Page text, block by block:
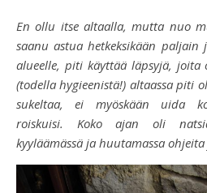
En ollu itse altaalla, mutta nuo
saanu astua hetkeksikään
alueelle, piti käyttää läpsyjä,
(todella hygieenistä!) altaassa piti
sukeltaa, ei myöskään uida
roiskuisi. Koko ajan oli
kyyläämässä ja huutamassa